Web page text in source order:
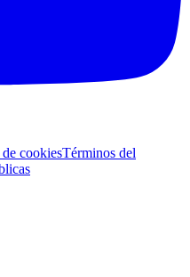
cookiesTérminos del